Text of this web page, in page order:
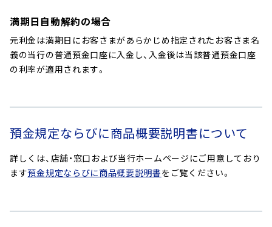
満期日自動解約の場合
元利金は満期日にお客さまがあらかじめ指定されたお客さま名
義の当行の普通預金口座に入金し、入金後は当該普通預金口座
の利率が適用されます。
預金規定ならびに商品概要説明書について
詳しくは、店舗・窓口および当行ホームページにご用意しており
ます預金規定ならびに商品概要説明書をご覧ください。